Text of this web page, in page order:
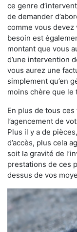
ce genre
de demander
comme vous
besoin est
montant que vous
d’une intervention
vous aurez une
simplement qu’en
moins chère que le
En plus de tous
l’agencement de
Plus il y a de
d’accès, plus cela
soit la gravité de
prestations de ces
dessus de vos